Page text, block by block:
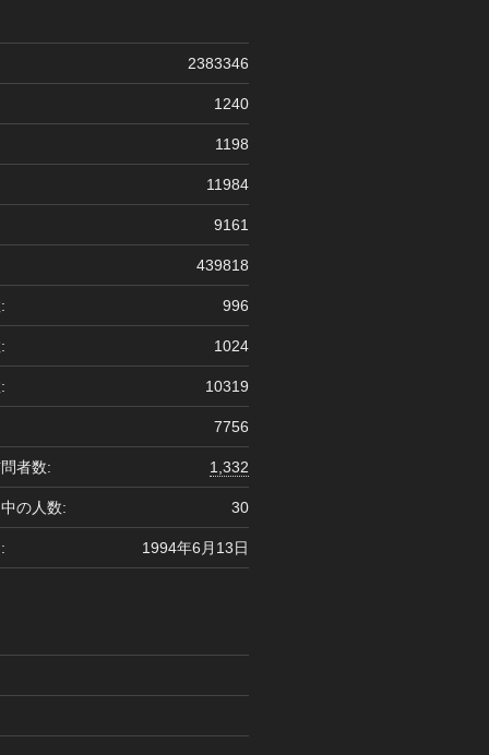
2383346
1240
1198
11984
9161
439818
996
1024
10319
7756
1,332
者数:
30
の人数:
1994年6月13日